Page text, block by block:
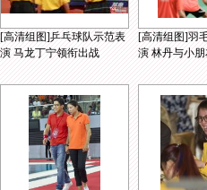
[高清组图]乒乓球队示范表
演 马龙丁宁领衔出战
[高清组图]羽
演 林丹与小